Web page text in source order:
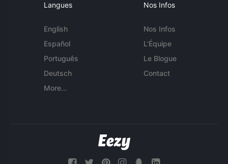
Langues
English
Español
Português
Deutsch
More...
Nos Infos
Nos Infos
L'Équipe
Le Blogue
Contact